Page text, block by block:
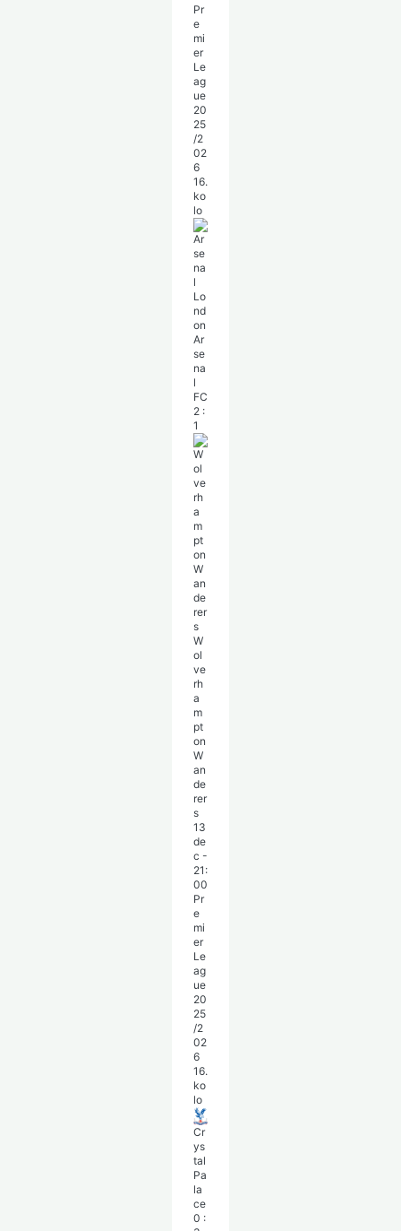
Pr
e
mi
er
Le
ag
ue
20
25
/2
02
6
16.
ko
lo
Ar
se
na
l
FC
2 :
1
W
ol
ve
rh
a
m
pt
on
W
an
de
rer
s
13
de
c -
21:
00
Pr
e
mi
er
Le
ag
ue
20
25
/2
02
6
16.
ko
lo
Cr
ys
tal
Pa
la
ce
0 :